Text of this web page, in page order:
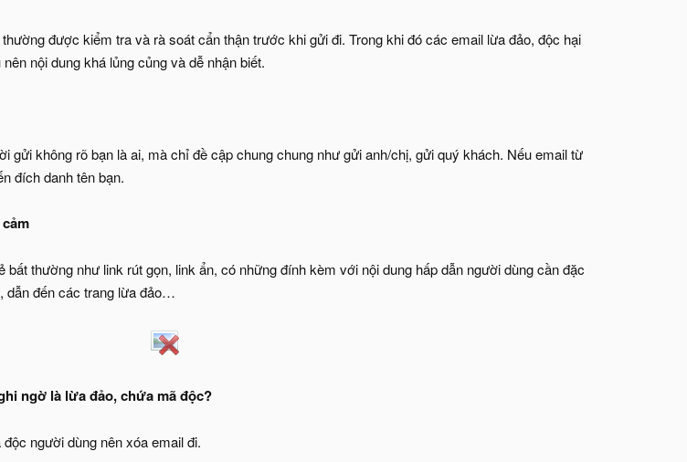
được kiểm tra và rà soát cẩn thận trước khi gửi đi. Trong khi đó các email lừa đảo, độc hại
nội dung khá lủng củng và dễ nhận biết.
gửi không rõ bạn là ai, mà chỉ đề cập chung chung như gửi anh/chị, gửi quý khách. Nếu email từ
đích danh tên bạn.
thường như link rút gọn, link ẩn, có những đính kèm với nội dung hấp dẫn người dùng cần đặc
dẫn đến các trang lừa đảo…
ngờ là lừa đảo, chứa mã độc?
người dùng nên xóa email đi.